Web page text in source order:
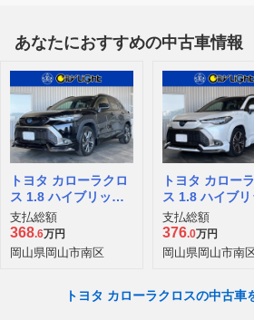
あなたにおすすめの中古車情報
トヨタ カローラクロ
ス 1.8 ハイブリッド
Z
支払総額
368.6万円
岡山県岡山市南区
トヨタ カロー
ス 1.8 ハイブリ
Z
支払総額
376.0万円
岡山県岡山市南
トヨタ カローラクロスの中古車